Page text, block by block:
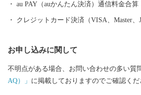
au PAY（auかんたん決済）通信料金合算
クレジットカード決済（VISA、Master、
お申し込みに関して
不明点がある場合、お問い合わせの多い質
AQ）」 に掲載しておりますのでご確認くだ